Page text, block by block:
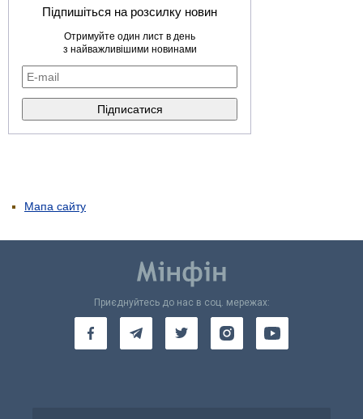
Підпишіться на розсилку новин
Отримуйте один лист в день
з найважливішими новинами
Мапа сайту
Приєднуйтесь до нас в соц. мережах: